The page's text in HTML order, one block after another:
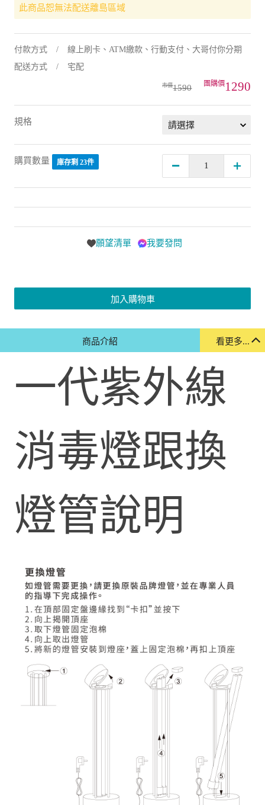
此商品恕無法配送離島區域
付款方式
線上刷卡、ATM繳款、行動支付、大哥付你分期
配送方式
宅配
1590 1290
規格
購買數量 庫存剩 23件
願望清單 我要發問
加入購物車
看更多...
商品介紹
一代紫外線
消毒燈跟換
燈管說明